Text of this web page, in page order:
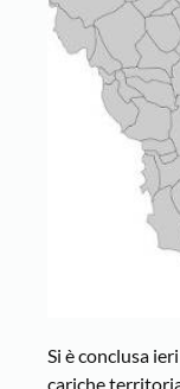
Si è conclusa
cariche